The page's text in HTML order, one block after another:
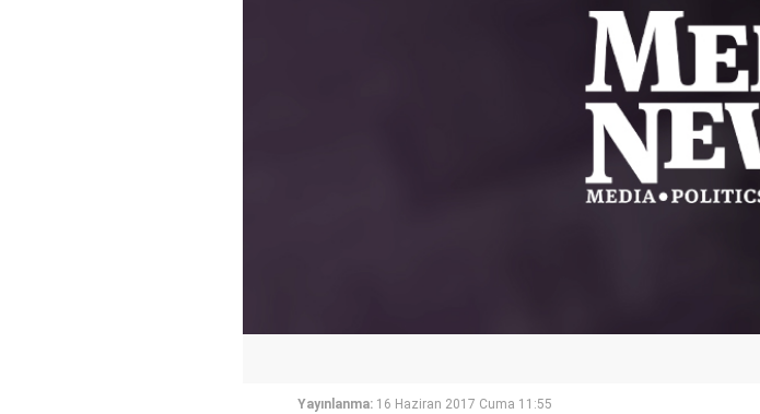
Yayınlanma: 16 Haziran 2017 Cuma 11:55